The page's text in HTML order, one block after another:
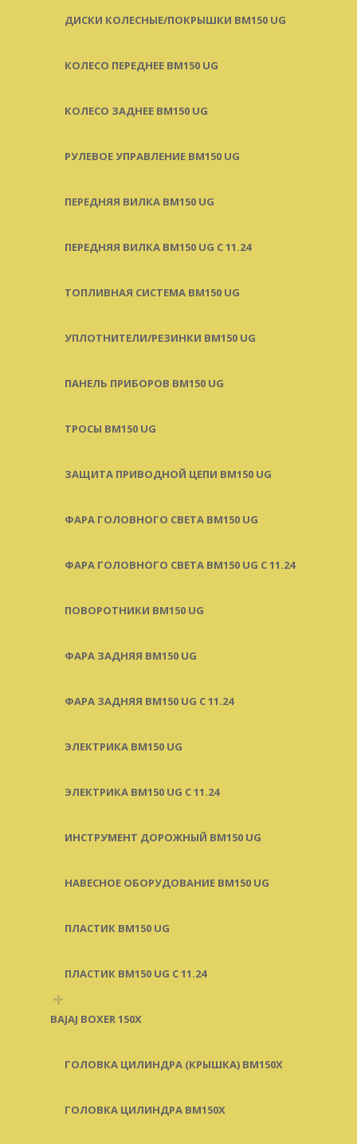
ДИСКИ КОЛЕСНЫЕ/ПОКРЫШКИ BM150 UG
КОЛЕСО ПЕРЕДНЕЕ BM150 UG
КОЛЕСО ЗАДНЕЕ BM150 UG
РУЛЕВОЕ УПРАВЛЕНИЕ BM150 UG
ПЕРЕДНЯЯ ВИЛКА BM150 UG
ПЕРЕДНЯЯ ВИЛКА BM150 UG С 11.24
ТОПЛИВНАЯ СИСТЕМА BM150 UG
УПЛОТНИТЕЛИ/РЕЗИНКИ BM150 UG
ПАНЕЛЬ ПРИБОРОВ BM150 UG
ТРОСЫ BM150 UG
ЗАЩИТА ПРИВОДНОЙ ЦЕПИ BM150 UG
ФАРА ГОЛОВНОГО СВЕТА BM150 UG
ФАРА ГОЛОВНОГО СВЕТА BM150 UG C 11.24
ПОВОРОТНИКИ BM150 UG
ФАРА ЗАДНЯЯ BM150 UG
ФАРА ЗАДНЯЯ BM150 UG С 11.24
ЭЛЕКТРИКА BM150 UG
ЭЛЕКТРИКА BM150 UG C 11.24
ИНСТРУМЕНТ ДОРОЖНЫЙ BM150 UG
НАВЕСНОЕ ОБОРУДОВАНИЕ BM150 UG
ПЛАСТИК BM150 UG
ПЛАСТИК BM150 UG C 11.24
+
BAJAJ BOXER 150X
ГОЛОВКА ЦИЛИНДРА (КРЫШКА) BM150X
ГОЛОВКА ЦИЛИНДРА BM150X